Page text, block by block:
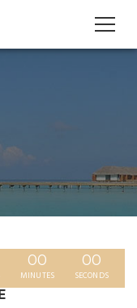
00
MINUTES
00
SECONDS